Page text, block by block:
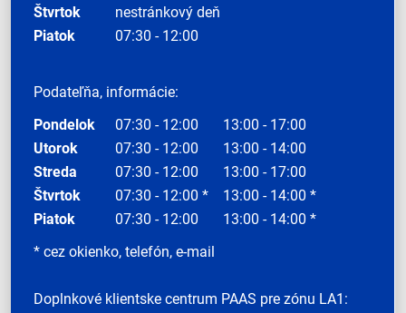
Štvrtok
nestránkový deň
Piatok
07:30 - 12:00
Podateľňa, informácie:
Pondelok
07:30 - 12:00
13:00 - 17:00
Utorok
07:30 - 12:00
13:00 - 14:00
Streda
07:30 - 12:00
13:00 - 17:00
Štvrtok
07:30 - 12:00 *
13:00 - 14:00 *
Piatok
07:30 - 12:00
13:00 - 14:00 *
* cez okienko, telefón, e-mail
Doplnkové klientske centrum PAAS pre zónu LA1: